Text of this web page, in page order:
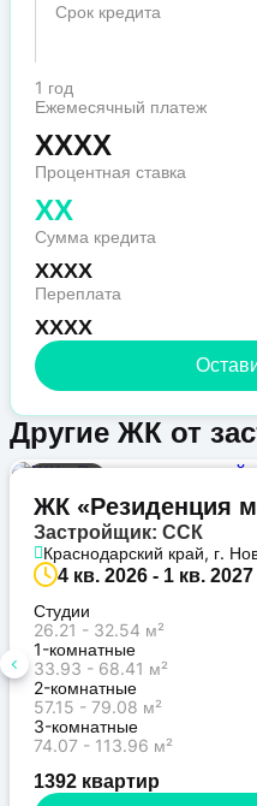
Срок кредита
1 год
Ежемесячный платеж
XXXX
Процентная ставка
XX
Сумма кредита
XXXX
Переплата
XXXX
Другие ЖК от
ЖК «Резиденция
Застройщик: ССК
Краснодарский край, г.
4 кв. 2026 - 1 кв. 2027
Студии
26.21 - 32.54 м²
1-комнатные
33.93 - 68.41 м²
2-комнатные
57.15 - 79.08 м²
3-комнатные
74.07 - 113.96 м²
1392 квартир